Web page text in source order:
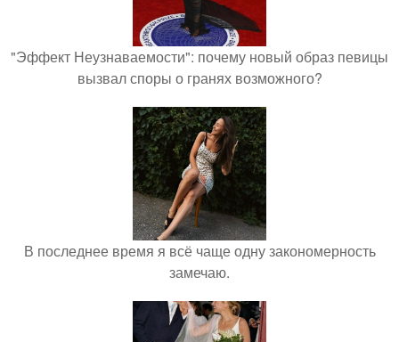
"Эффект Неузнаваемости": почему новый образ певицы
вызвал споры о гранях возможного?
В последнее время я всё чаще одну закономерность
замечаю.